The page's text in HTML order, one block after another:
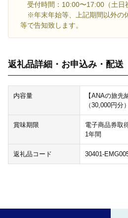
受付時間：10:00〜17:00（土日
※年末年始等、上記期間以外の
等で告知致します。
返礼品詳細・お申込み・配送
内容量
【ANAの旅先
（30,000円分）
賞味期限
電子商品券取
1年間
返礼品コード 30401-